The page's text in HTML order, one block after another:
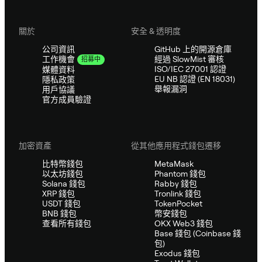
關於
公司資訊
工作機會
招募中
媒體資料
隱私政策
用戶協議
官方成員驗證
安全 & 透明度
GitHub 上的開源倉庫
經過 SlowMist 審核
ISO/IEC 27001 認證
EU NB 認證 (EN 18031)
舉報漏洞
加密資產
比特幣錢包
以太坊錢包
Solana 錢包
XRP 錢包
USDT 錢包
BNB 錢包
查看所有錢包
從其他應用程式錢包遷移
MetaMask
Phantom 錢包
Rabby 錢包
Tronlink 錢包
TokenPocket
幣安錢包
OKX Web3 錢包
Base 錢包 (Coinbase 錢
包)
Exodus 錢包